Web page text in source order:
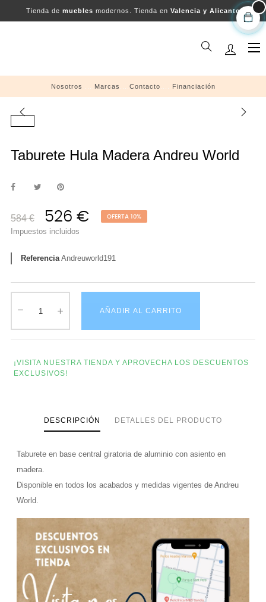
Tienda de muebles modernos. Tienda en Valencia y Alicante
☰
Nosotros Marcas Contacto Financiación
Taburete Hula Madera Andreu World
584 € 526 € OFERTA 10%
Impuestos incluidos
Referencia Andreuworld191
AÑADIR AL CARRITO
¡VISITA NUESTRA TIENDA Y APROVECHA LOS DESCUENTOS
EXCLUSIVOS!
DESCRIPCIÓN DETALLES DEL PRODUCTO
Taburete en base central giratoria de aluminio con asiento en
madera.
Disponible en todos los acabados y medidas vigentes de Andreu
World.